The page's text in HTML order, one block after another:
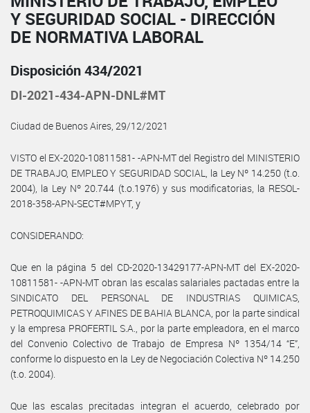
Y SEGURIDAD SOCIAL - DIRECCIÓN
DE NORMATIVA LABORAL
Disposición 434/2021
DI-2021-434-APN-DNL#MT
Ciudad de Buenos Aires, 29/12/2021
VISTO el EX-2020-10811581- -APN-MT del Registro del MINISTERIO
DE TRABAJO, EMPLEO Y SEGURIDAD SOCIAL, la Ley Nº 14.250 (t.o.
2004), la Ley Nº 20.744 (t.o.1976) y sus modificatorias, la RESOL-
2018-358-APN-SECT#MPYT, y
CONSIDERANDO:
Que en la página 5 del CD-2020-13429177-APN-MT del EX-2020-
10811581- -APN-MT obran las escalas salariales pactadas entre la
SINDICATO DEL PERSONAL DE INDUSTRIAS QUIMICAS,
PETROQUIMICAS Y AFINES DE BAHIA BLANCA, por la parte sindical
y la empresa PROFERTIL S.A., por la parte empleadora, en el marco
del Convenio Colectivo de Trabajo de Empresa Nº 1354/14 “E”,
conforme lo dispuesto en la Ley de Negociación Colectiva Nº 14.250
(t.o. 2004).
Que las escalas precitadas integran el acuerdo, celebrado por